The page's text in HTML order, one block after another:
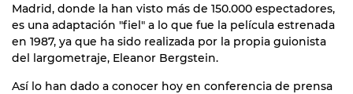
Madrid, donde la han visto más de 150.000 espectadores,
es una adaptación "fiel" a lo que fue la película estrenada
en 1987, ya que ha sido realizada por la propia guionista
del largometraje, Eleanor Bergstein.
Así lo han dado a conocer hoy en conferencia de prensa